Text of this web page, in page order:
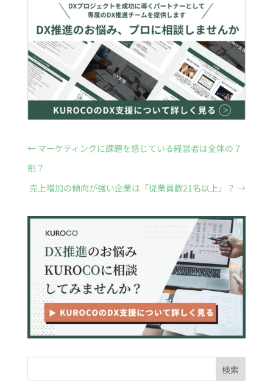
← マーケティングに課題を感じている経営者は全体の７
割？
売上増加の傾向が強い企業は「従業員数21名以上」？ →
検索